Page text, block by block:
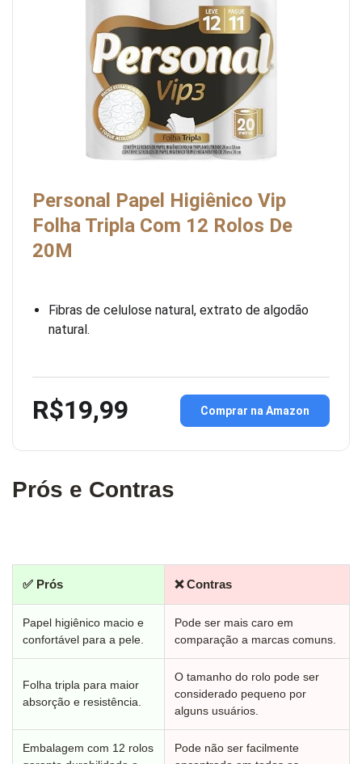
Personal Papel Higiênico Vip
Folha Tripla Com 12 Rolos De
20M
Fibras de celulose natural, extrato de algodão
natural.
R$19,99 Comprar na Amazon
Prós e Contras
✅ Prós ❌ Contras
Papel higiênico macio e
confortável para a pele.
Pode ser mais caro em
comparação a marcas comuns.
Folha tripla para maior
absorção e resistência.
O tamanho do rolo pode ser
considerado pequeno por
alguns usuários.
Embalagem com 12 rolos
Pode não ser facilmente